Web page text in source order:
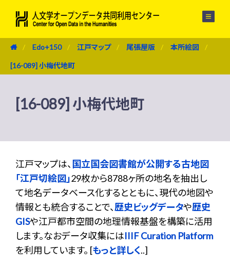
Edo+150 江戸マップ 尾張屋版 本所絵図
[16-089] 小梅代地町
[16-089] 小梅代地町
江戸マップは、 国立国会図書館が公開する古地図
「江戸切絵図」29枚から8788ヶ所の地名を抽出し
て地名データベース化するとともに、現代の地図や
情報とも統合することで、歴史ビッグデータや歴史
GISや江戸都市空間の地理情報基盤を構築に活用
します。なおデータ収集にはIIIF Curation Platform
を利用しています。 [もっと詳しく..]